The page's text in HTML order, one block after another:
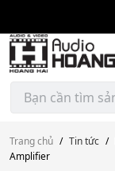
content
Tìm
kiếm:
Trang chủ / Tin tức /
Amplifier